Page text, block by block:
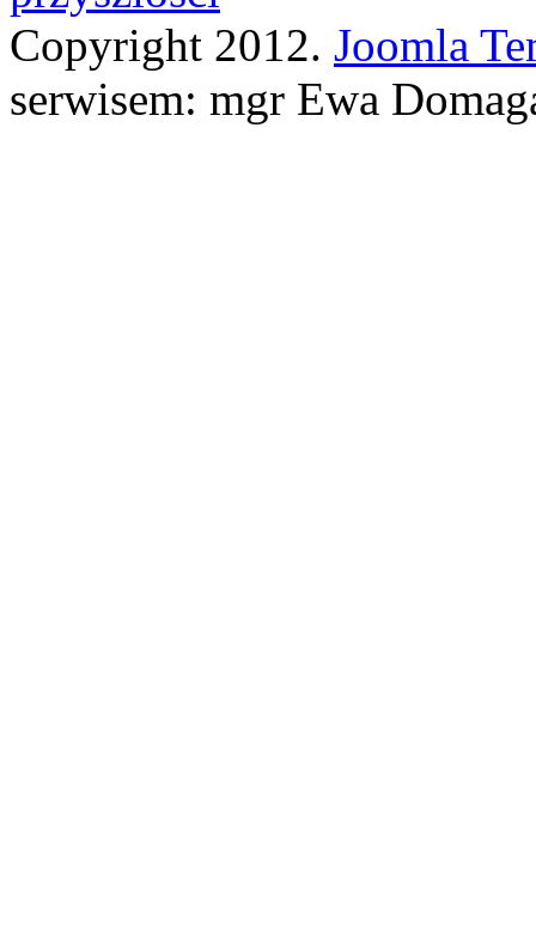
Copyright 2012. Joomla
serwisem: mgr Ewa